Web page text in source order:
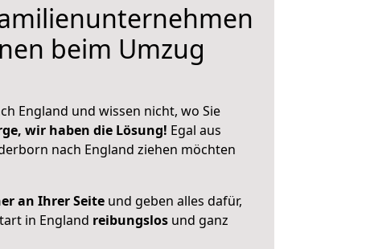
beim Umzug
England und wissen nicht, wo Sie
wir haben die Lösung! Egal aus
nach England ziehen möchten
an Ihrer Seite und geben alles dafür,
in England reibungslos und ganz